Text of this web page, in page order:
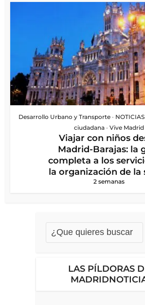
Desarrollo Urbano y Transporte •
ciudadana • Vive Madrid
Viajar con niños
Madrid-Barajas: la
completa a los
la organización de la
2 semanas
LAS PÍLDORAS